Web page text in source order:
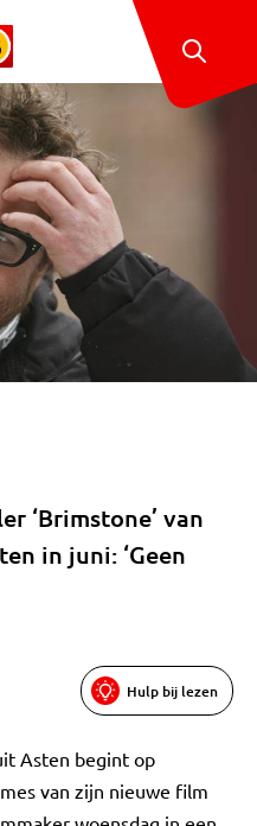
‘Brimstone’ van
in juni: ‘Geen
Hulp bij lezen
Asten begint op
van zijn nieuwe film